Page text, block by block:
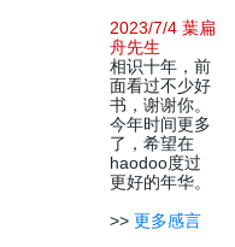
2023/7/4 葉扁
舟先生
相识十年，前
面看过不少好
书，谢谢你。
今年时间更多
了，希望在
haodoo度过
更好的年华。
>> 更多感言